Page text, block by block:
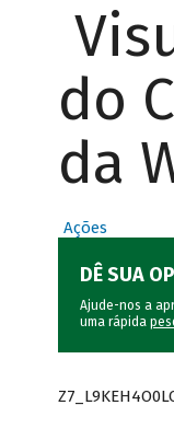
do
da
Ações
DÊ SUA
Ajude-nos a
uma rápida